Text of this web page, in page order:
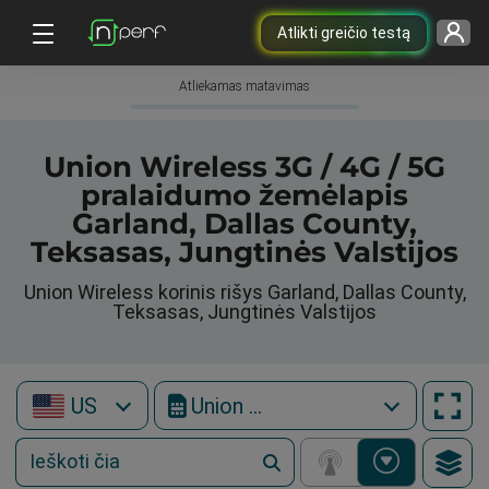
Atlikti greičio testą
Atliekamas matavimas
Union Wireless 3G / 4G / 5G
pralaidumo žemėlapis
Garland, Dallas County,
Teksasas, Jungtinės Valstijos
Union Wireless korinis rišys Garland, Dallas County,
Teksasas, Jungtinės Valstijos
US Union Wireless